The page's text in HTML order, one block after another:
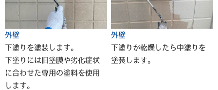
外壁
下塗りを塗装します。
下塗りには旧塗膜や劣化症状
に合わせた専用の塗料を使用
します。
外壁
下塗りが乾燥したら中塗りを
塗装します。